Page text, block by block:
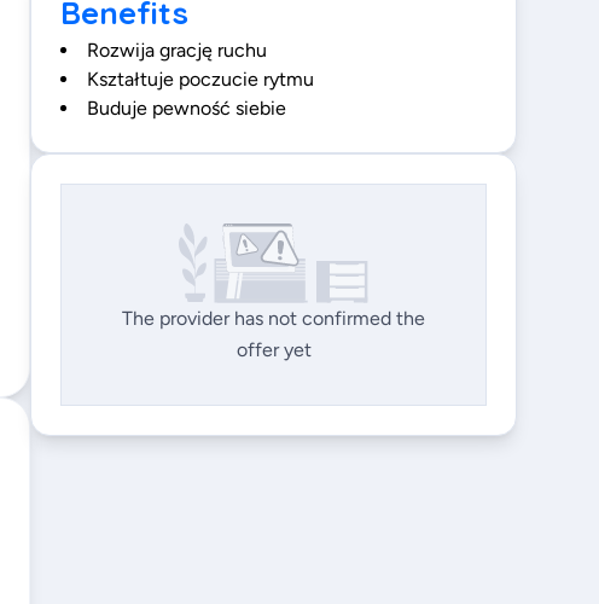
Benefits
Rozwija grację ruchu
Kształtuje poczucie rytmu
Buduje pewność siebie
The provider has not confirmed the
offer yet